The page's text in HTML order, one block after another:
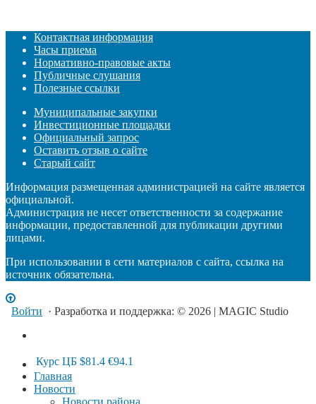
Контактная информация
Часы приема
Нормативно-правовые акты
Публичные слушания
Полезные ссылки
Муниципальные закупки
Инвестиционные площадки
Официальный запрос
Оставить отзыв о сайте
Старый сайт
Информация размещенная администрацией на сайте является
официальной.
Администрация не несет ответственности за содержание
информации, предоставленной для публикации другими
лицами.
При использовании в сети материалов с сайта, ссылка на
источник обязательна.
Войти · Разработка и поддержка: © 2026 | MAGIC Studio
Курс ЦБ $81.4 €94.1
Главная
Новости
Новости района